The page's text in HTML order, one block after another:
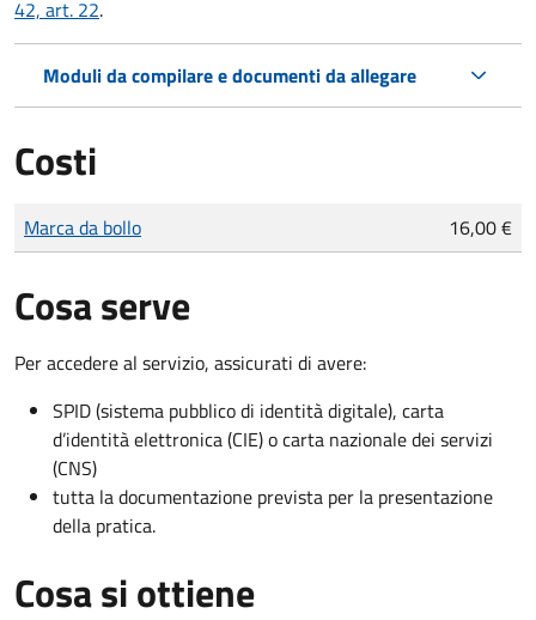
42, art. 22.
Moduli da compilare e documenti da allegare
Costi
Tipo di pagamento
Importo
Marca da bollo 16,00 €
Cosa serve
Per accedere al servizio, assicurati di avere:
SPID (sistema pubblico di identità digitale), carta
d’identità elettronica (CIE) o carta nazionale dei servizi
(CNS)
tutta la documentazione prevista per la presentazione
della pratica.
Cosa si ottiene